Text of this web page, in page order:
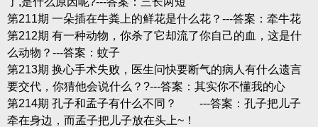
第211期 一朵插在牛粪上的鲜花是什么花？---答案：牵牛花
第212期 有一种动物，你杀了它却流了你自己的血，这是什
么动物？---答案：蚊子
第213期 换心手术失败，医生问快要断气的病人有什么遗言
要交代，你猜他会说什么？?---答案：其实你不懂我的心
第214期 孔子和孟子有什么不同？ ---答案：孔子把儿子
牵在身边，而孟子把儿子放在头上~！